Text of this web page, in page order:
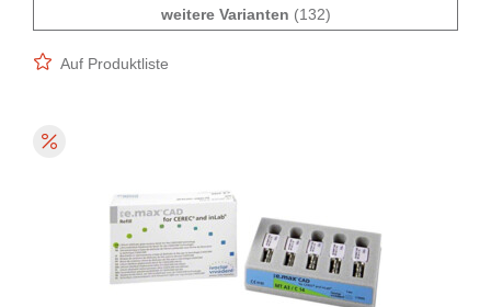
weitere Varianten (132)
Auf Produktliste